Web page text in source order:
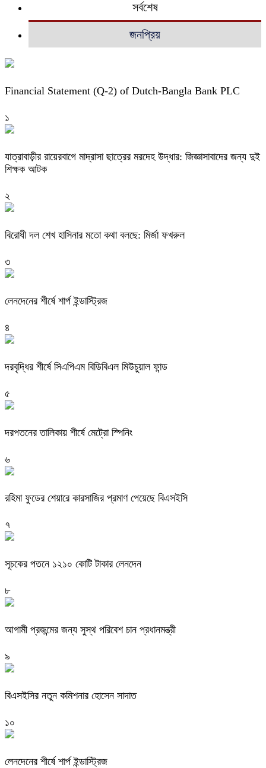
সর্বশেষ
জনপ্রিয়
Financial Statement (Q-2) of Dutch-Bangla Bank PLC
১
যাত্রাবাড়ীর রায়েরবাগে মাদ্রাসা ছাত্রের মরদেহ উদ্ধার: জিজ্ঞাসাবাদের জন্য দুই
শিক্ষক আটক
২
বিরোধী দল শেখ হাসিনার মতো কথা বলছে: মির্জা ফখরুল
৩
লেনদেনের শীর্ষে শার্প ইন্ডাস্ট্রিজ
৪
দরবৃদ্ধির শীর্ষে সিএপিএম বিডিবিএল মিউচুয়াল ফান্ড
৫
দরপতনের তালিকায় শীর্ষে মেট্রো স্পিনিং
৬
রহিমা ফুডের শেয়ারে কারসাজির প্রমাণ পেয়েছে বিএসইসি
৭
সূচকের পতনে ১২১০ কোটি টাকার লেনদেন
৮
আগামী প্রজন্মের জন্য সুস্থ পরিবেশ চান প্রধানমন্ত্রী
৯
বিএসইসির নতুন কমিশনার হোসেন সাদাত
১০
লেনদেনের শীর্ষে শার্প ইন্ডাস্ট্রিজ